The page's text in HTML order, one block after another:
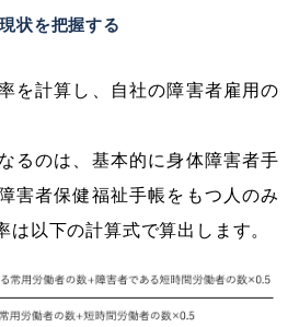
状を把握する
を計算し、自社の障害者雇用の
るのは、基本的に身体障害者手
害者保健福祉手帳をもつ人のみ
は以下の計算式で算出します。